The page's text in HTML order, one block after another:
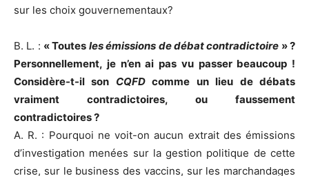
sur les choix gouvernementaux?
B. L. : « Toutes les émissions de débat contradictoire » ?
Personnellement, je n’en ai pas vu passer beaucoup !
Considère-t-il son CQFDcomme un lieu de débats
vraiment contradictoires, ou faussement
contradictoires ?
A. R. : Pourquoi ne voit-on aucun extrait des émissions
d’investigation menées sur la gestion politique de cette
crise, sur le business des vaccins, sur les marchandages